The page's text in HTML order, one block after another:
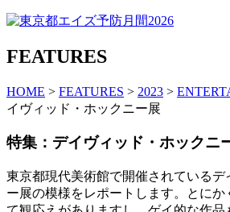
FEATURES
HOME > FEATURES > 2023 >
イヴィッド・ホックニー展
特集：デイヴィッド・ホックニ
東京都現代美術館で開催されているデ
ー展の模様をレポートします。とにか